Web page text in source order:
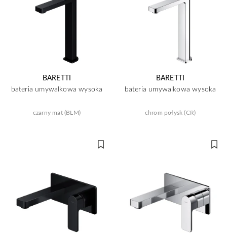
BARETTI
bateria umywalkowa wysoka
czarny mat (BLM)
BARETTI
bateria umywalkowa wysoka
chrom połysk (CR)